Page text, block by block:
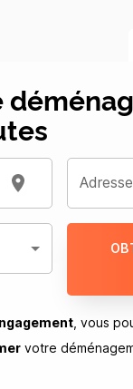
, vous
votre